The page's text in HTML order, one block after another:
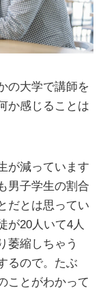
の大学で講師を
か感じることは
が減っています
男子学生の割合
だとは思ってい
が20人いて4人
萎縮しちゃう
るので。たぶ
ことがわかって